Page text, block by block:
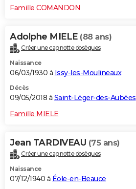
Famille COMANDON
Adolphe MIELE (88 ans)
Créer une cagnotte obsèques
Naissance
06/03/1930 à Issy-les-Moulineaux
Décès
09/05/2018 à Saint-Léger-des-Aubées
Famille MIELE
Jean TARDIVEAU (75 ans)
Créer une cagnotte obsèques
Naissance
07/12/1940 à Éole-en-Beauce